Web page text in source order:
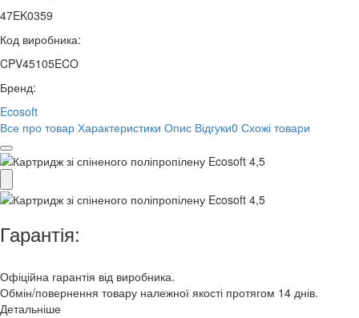
47EK0359
Код виробника:
CPV45105ECO
Бренд:
Ecosoft
Все про товар Характеристики Опис Відгуки0 Схожі товари
Гарантія:
Офіційна гарантія від виробника.
Обмін/повернення товару належної якості протягом 14 днів.
Детальніше